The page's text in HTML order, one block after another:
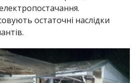
електропостачання.
остаточні наслідки